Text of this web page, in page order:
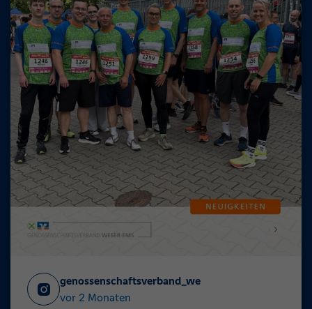
genossenschaftsverband_we
vor 2 Monaten